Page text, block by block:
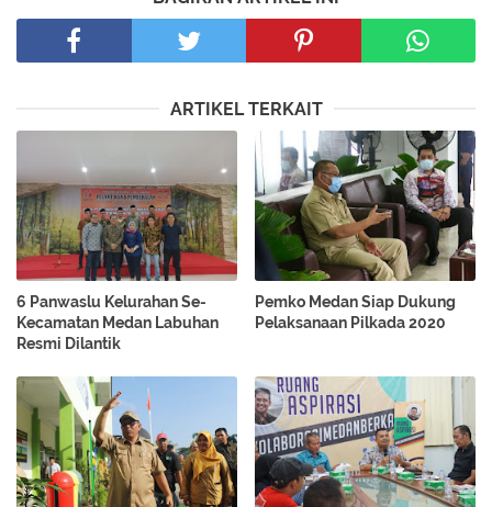
ARTIKEL TERKAIT
6 Panwaslu Kelurahan Se-
Kecamatan Medan Labuhan
Resmi Dilantik
Pemko Medan Siap Dukung
Pelaksanaan Pilkada 2020